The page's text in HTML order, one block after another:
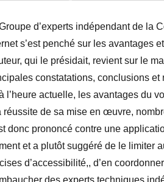
d’experts indépendant de la
s’est penché sur les avantages
qui le présidait, revient sur le
constatations, conclusions
l’heure actuelle, les avantages du
réussite de sa mise en œuvre,
donc prononcé contre une
et a plutôt suggéré de le limiter
d’accessibilité,, d’en
des experts techniques